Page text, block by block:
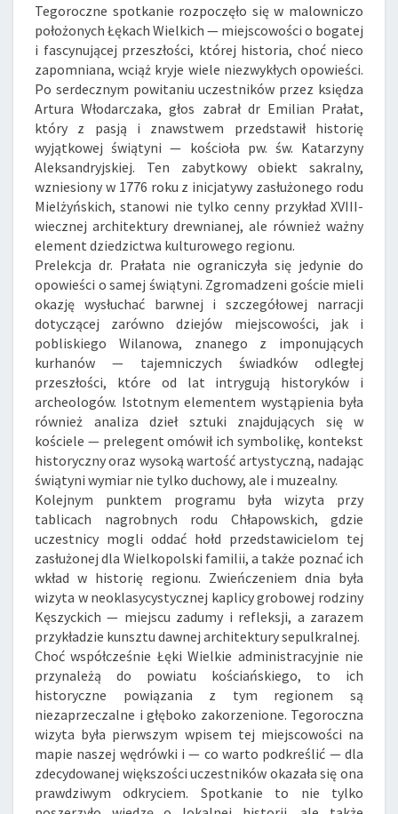
Tegoroczne spotkanie rozpoczęło się w malowniczo
położonych Łękach Wielkich — miejscowości o bogatej
i fascynującej przeszłości, której historia, choć nieco
zapomniana, wciąż kryje wiele niezwykłych opowieści.
Po serdecznym powitaniu uczestników przez księdza
Artura Włodarczaka, głos zabrał dr Emilian Prałat,
który z pasją i znawstwem przedstawił historię
wyjątkowej świątyni — kościoła pw. św. Katarzyny
Aleksandryjskiej. Ten zabytkowy obiekt sakralny,
wzniesiony w 1776 roku z inicjatywy zasłużonego rodu
Mielżyńskich, stanowi nie tylko cenny przykład XVIII-
wiecznej architektury drewnianej, ale również ważny
element dziedzictwa kulturowego regionu.
Prelekcja dr. Prałata nie ograniczyła się jedynie do
opowieści o samej świątyni. Zgromadzeni goście mieli
okazję wysłuchać barwnej i szczegółowej narracji
dotyczącej zarówno dziejów miejscowości, jak i
pobliskiego Wilanowa, znanego z imponujących
kurhanów — tajemniczych świadków odległej
przeszłości, które od lat intrygują historyków i
archeologów. Istotnym elementem wystąpienia była
również analiza dzieł sztuki znajdujących się w
kościele — prelegent omówił ich symbolikę, kontekst
historyczny oraz wysoką wartość artystyczną, nadając
świątyni wymiar nie tylko duchowy, ale i muzealny.
Kolejnym punktem programu była wizyta przy
tablicach nagrobnych rodu Chłapowskich, gdzie
uczestnicy mogli oddać hołd przedstawicielom tej
zasłużonej dla Wielkopolski familii, a także poznać ich
wkład w historię regionu. Zwieńczeniem dnia była
wizyta w neoklasycystycznej kaplicy grobowej rodziny
Kęszyckich — miejscu zadumy i refleksji, a zarazem
przykładzie kunsztu dawnej architektury sepulkralnej.
Choć współcześnie Łęki Wielkie administracyjnie nie
przynależą do powiatu kościańskiego, to ich
historyczne powiązania z tym regionem są
niezaprzeczalne i głęboko zakorzenione. Tegoroczna
wizyta była pierwszym wpisem tej miejscowości na
mapie naszej wędrówki i — co warto podkreślić — dla
zdecydowanej większości uczestników okazała się ona
prawdziwym odkryciem. Spotkanie to nie tylko